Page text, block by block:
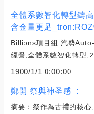
全體系數智化轉型鑄
含金量更足_tron:ROZ
Billions項目組 汽勢
經營,全體系數智化轉型
1900/1/1 0:00:00
鄭開 祭與神圣感_:
摘要：祭作為古禮的核